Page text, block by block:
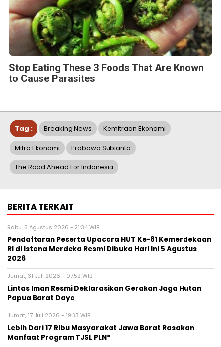
Stop Eating These 3 Foods That Are Known
to Cause Parasites
Tag : Breaking News Kemitraan Ekonomi
Mitra Ekonomi Prabowo Subianto
The Road Ahead For Indonesia
BERITA TERKAIT
Rabu, 5 Agustus 2026 - 21:34 WIB
Pendaftaran Peserta Upacara HUT Ke-81 Kemerdekaan
RI di Istana Merdeka Resmi Dibuka Hari Ini 5 Agustus
2026
Jumat, 31 Juli 2026 - 07:52 WIB
Lintas Iman Resmi Deklarasikan Gerakan Jaga Hutan
Papua Barat Daya
Jumat, 17 Juli 2026 - 19:33 WIB
Lebih Dari 17 Ribu Masyarakat Jawa Barat Rasakan
Manfaat Program TJSL PLN*